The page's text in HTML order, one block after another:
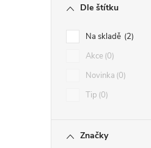
Dle štítku
Na skladě 2
Akce 0
Novinka 0
Tip 0
Značky